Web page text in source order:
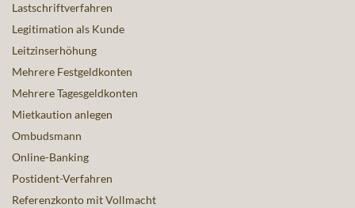
Lastschriftverfahren
Legitimation als Kunde
Leitzinserhöhung
Mehrere Festgeldkonten
Mehrere Tagesgeldkonten
Mietkaution anlegen
Ombudsmann
Online-Banking
Postident-Verfahren
Referenzkonto mit Vollmacht